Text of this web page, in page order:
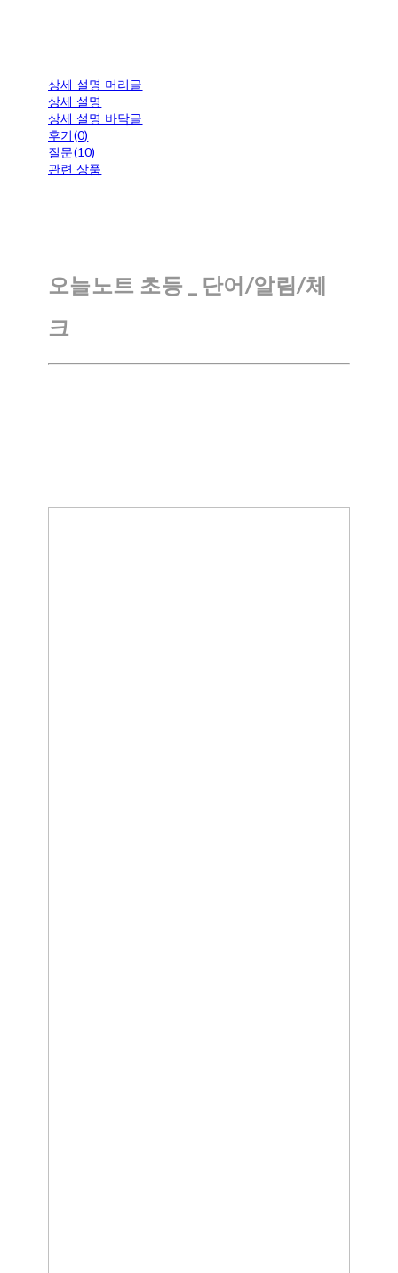
상세 설명 머리글
상세 설명
상세 설명 바닥글
후기(0)
질문(10)
관련 상품
오늘노트 초등 _ 단어/알림/체
크